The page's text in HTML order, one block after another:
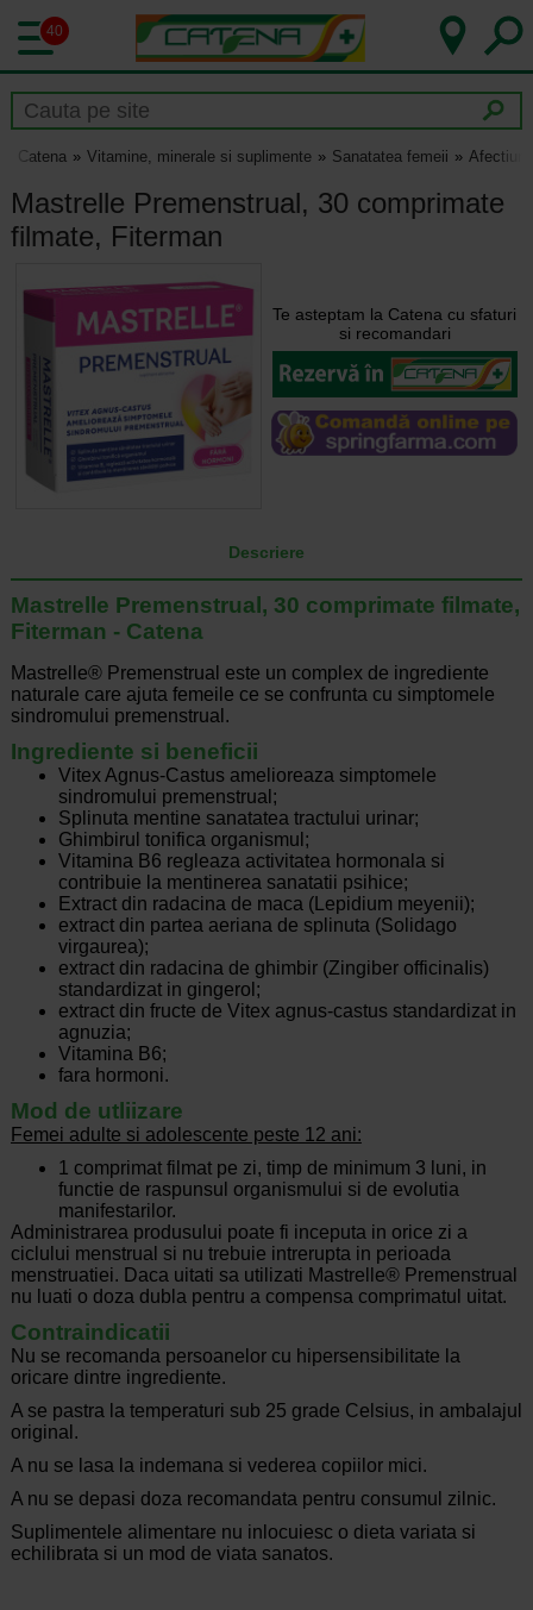
40
Catena Vitamine, minerale si suplimente Sanatatea femeii Afectiuni
Mastrelle Premenstrual, 30 comprimate
filmate, Fiterman
Te asteptam la Catena cu sfaturi
si recomandari
Descriere
Mastrelle Premenstrual, 30 comprimate filmate,
Fiterman - Catena
Mastrelle® Premenstrual este un complex de ingrediente
naturale care ajuta femeile ce se confrunta cu simptomele
sindromului premenstrual.
Ingrediente si beneficii
Vitex Agnus-Castus amelioreaza simptomele
sindromului premenstrual;
Splinuta mentine sanatatea tractului urinar;
Ghimbirul tonifica organismul;
Vitamina B6 regleaza activitatea hormonala si
contribuie la mentinerea sanatatii psihice;
Extract din radacina de maca (Lepidium meyenii);
extract din partea aeriana de splinuta (Solidago
virgaurea);
extract din radacina de ghimbir (Zingiber officinaIis)
standardizat in gingerol;
extract din fructe de Vitex agnus-castus standardizat in
agnuzia;
Vitamina B6;
fara hormoni.
Mod de utliizare
Femei adulte si adolescente peste 12 ani:
1 comprimat filmat pe zi, timp de minimum 3 luni, in
functie de raspunsul organismului si de evolutia
manifestarilor.
Administrarea produsului poate fi inceputa in orice zi a
ciclului menstrual si nu trebuie intrerupta in perioada
menstruatiei. Daca uitati sa utilizati Mastrelle® Premenstrual
nu luati o doza dubla pentru a compensa comprimatul uitat.
Contraindicatii
Nu se recomanda persoanelor cu hipersensibilitate la
oricare dintre ingrediente.
A se pastra la temperaturi sub 25 grade Celsius, in ambalajul
original.
A nu se lasa la indemana si vederea copiilor mici.
A nu se depasi doza recomandata pentru consumul zilnic.
Suplimentele alimentare nu inlocuiesc o dieta variata si
echilibrata si un mod de viata sanatos.